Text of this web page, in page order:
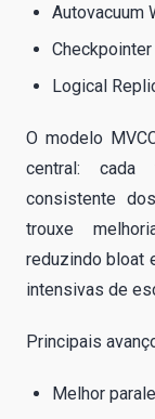
Autovacuum
Checkpointer
Logical
O modelo
central: cada
consistente
trouxe
reduzindo bloat
intensivas de
Principais
Melhor